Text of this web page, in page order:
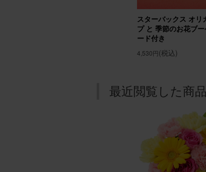
スターバックス オリ
プ と 季節のお花ブ
ード付き
4,530円(税込)
最近閲覧した商品